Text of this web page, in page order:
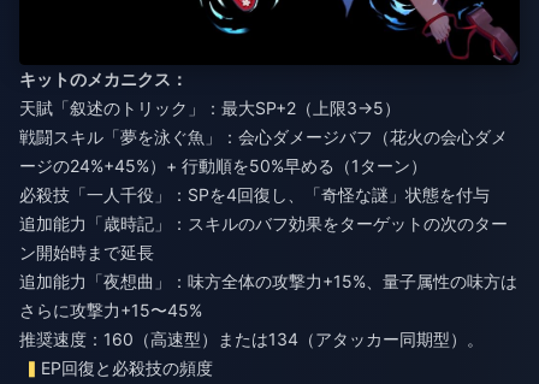
キットのメカニクス：
天賦「叙述のトリック」：最大SP+2（上限3→5）
戦闘スキル「夢を泳ぐ魚」：会心ダメージバフ（花火の会心ダメ
ージの24%+45%）+ 行動順を50%早める（1ターン）
必殺技「一人千役」：SPを4回復し、「奇怪な謎」状態を付与
追加能力「歳時記」：スキルのバフ効果をターゲットの次のター
ン開始時まで延長
追加能力「夜想曲」：味方全体の攻撃力+15%、量子属性の味方は
さらに攻撃力+15〜45%
推奨速度：160（高速型）または134（アタッカー同期型）。
EP回復と必殺技の頻度